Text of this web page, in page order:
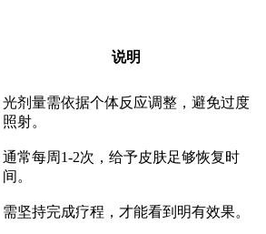
说明
光剂量需依据个体反应调整，避免过度
照射。
通常每周1-2次，给予皮肤足够恢复时
间。
需坚持完成疗程，才能看到明有效果。